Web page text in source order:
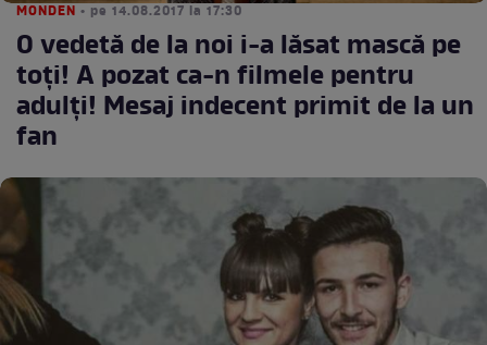
MONDEN • pe 14.08.2017 la 17:30
O vedetă de la noi i-a lăsat mască pe
toţi! A pozat ca-n filmele pentru
adulţi! Mesaj indecent primit de la un
fan